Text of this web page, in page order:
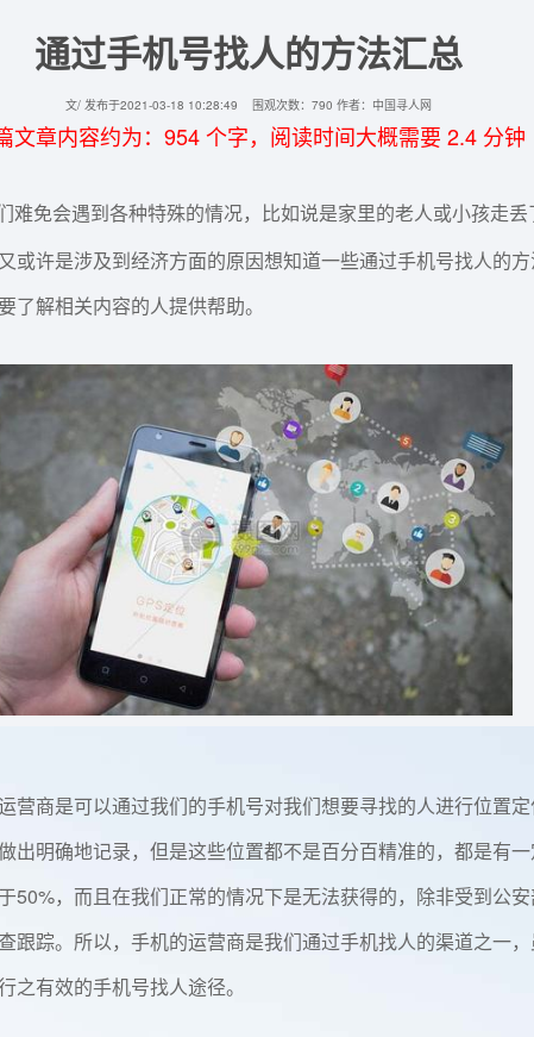
通过手机号找人的方法汇总
文/ 发布于2021-03-18 10:28:49 围观次数：790 作者：中国寻人网
文章内容约为：954 个字，阅读时间大概需要 2.4 分钟
难免会遇到各种特殊的情况，比如说是家里的老人或小孩走
或许是涉及到经济方面的原因想知道一些通过手机号找人的
了解相关内容的人提供帮助。
营商是可以通过我们的手机号对我们想要寻找的人进行位置
出明确地记录，但是这些位置都不是百分百精准的，都是有
50%，而且在我们正常的情况下是无法获得的，除非受到公
跟踪。所以，手机的运营商是我们通过手机找人的渠道之一
之有效的手机号找人途径。